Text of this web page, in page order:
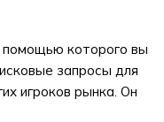
помощью которого вы
запросы для
игроков рынка. Он